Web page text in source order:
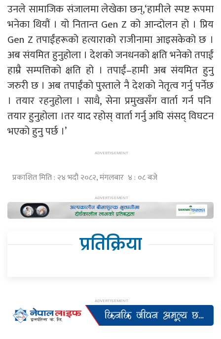
उनले सामाजिक संजालमा लेखेका छन्,‘हामीले स्पष्ट रूपमा
भनेका थियौं । यो नितान्त Gen Z को आन्दोलन हो । प्रिय
Gen Z तपाईंहरूको हत्याराको राजीनामा आइसकेको छ ।
अब संयमित हुनुहोला । देशको जनधनको क्षति भनेको तपाईं
हाम्रै सम्पत्तिको क्षति हो । तपाईं–हामी अब संयमित हुनु
जरुरी छ । अब तपाईंको पुस्ताले नै देशको नेतृत्व गर्नु पर्नेछ
। तयार रहनुहोला । साथै, सेना प्रमुखसँग वार्ता गर्न पनि
तयार हुनुहोला ।तर याद रहोस् वार्ता गर्नु अघि संसद् विघटन
भएको हुनु पर्छ ।’
प्रकाशित मिति : २४ भदौ २०८२, मंगलबार ४ : ०८ बजे
प्रतिक्रिया